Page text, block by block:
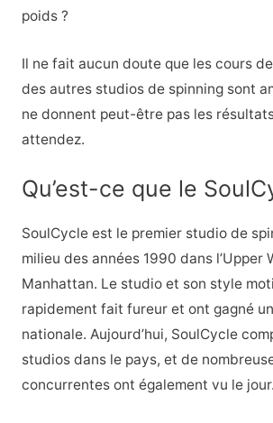
poids ?
Il ne fait aucun doute que les cours
des autres studios de spinning sont
ne donnent peut-être pas les
attendez.
Qu’est-ce que le
SoulCycle est le premier studio de
milieu des années 1990 dans l’Upper
Manhattan. Le studio et son style
rapidement fait fureur et ont gagné
nationale. Aujourd’hui, SoulCycle
studios dans le pays, et de
concurrentes ont également vu le jour.